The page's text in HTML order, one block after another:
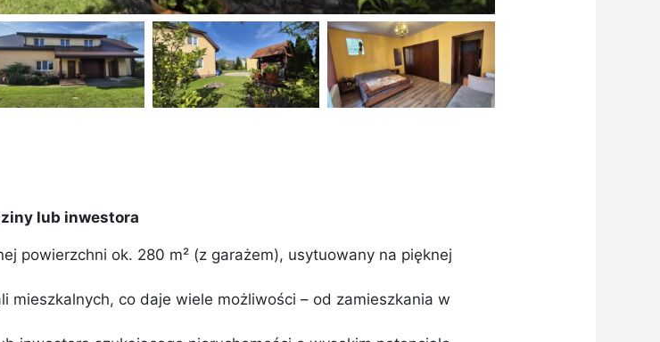
lub inwestora
powierzchni ok. 280 m² (z garażem), usytuowany na pięknej
mieszkalnych, co daje wiele możliwości – od zamieszkania w